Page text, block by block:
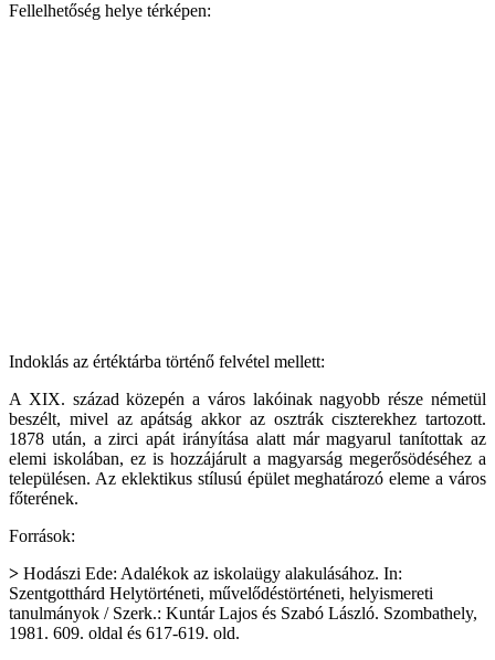
Fellelhetőség helye térképen:
Indoklás az értéktárba történő felvétel mellett:
A XIX. század közepén a város lakóinak nagyobb része németül
beszélt, mivel az apátság akkor az osztrák ciszterekhez tartozott.
1878 után, a zirci apát irányítása alatt már magyarul tanítottak az
elemi iskolában, ez is hozzájárult a magyarság megerősödéséhez a
településen. Az eklektikus stílusú épület meghatározó eleme a város
főterének.
Források:
> Hodászi Ede: Adalékok az iskolaügy alakulásához. In:
Szentgotthárd Helytörténeti, művelődéstörténeti, helyismereti
tanulmányok / Szerk.: Kuntár Lajos és Szabó László. Szombathely,
1981. 609. oldal és 617-619. old.